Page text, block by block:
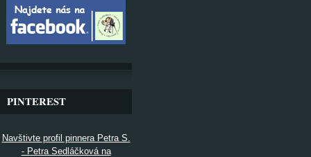
PINTEREST
Navštivte profil pinnera Petra S.
- Petra Sedláčková na